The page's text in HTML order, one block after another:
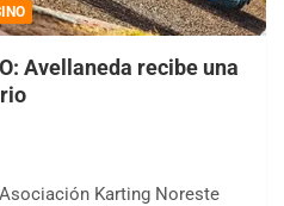
Avellaneda recibe una
Karting Noreste